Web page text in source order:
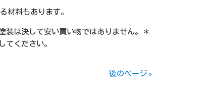
材料もあります。
は決して安い買い物ではありません。＊
ください。
後のページ »